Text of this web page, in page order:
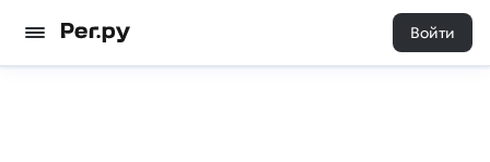
Войти
1 0